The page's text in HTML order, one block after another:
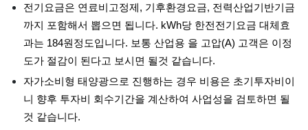
전기요금은 연료비고정제, 기후환경요금, 전력산업기반기금
까지 포함해서 뽑으면 됩니다. kWh당 한전전기요금 대체효
과는 184원정도입니다. 보통 산업용 을 고압(A) 고객은 이정
도가 절감이 된다고 보시면 될것 같습니다.
자가소비형 태양광으로 진행하는 경우 비용은 초기투자비이
니 향후 투자비 회수기간을 계산하여 사업성을 검토하면 될
것 같습니다.